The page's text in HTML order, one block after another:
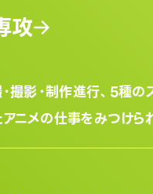
攻
撮影・制作進行、5種の
ニメの仕事をみつけら